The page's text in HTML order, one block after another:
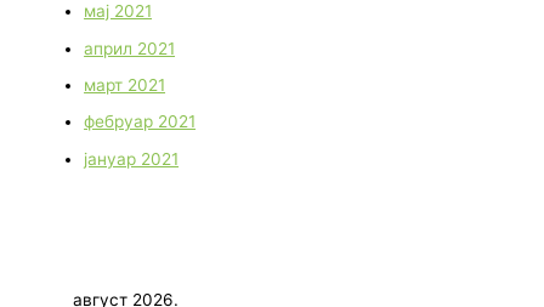
мај 2021
април 2021
март 2021
фебруар 2021
јануар 2021
август 2026.